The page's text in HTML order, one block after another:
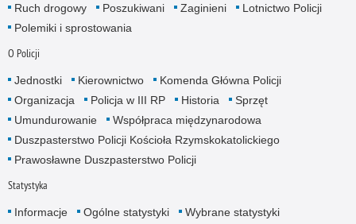
Ruch drogowy
Poszukiwani Zaginieni
Lotnictwo Policji
Polemiki i sprostowania
O Policji
Jednostki Kierownictwo
Komenda Główna Policji
Organizacja
Policja w III RP Historia
Sprzęt
Umundurowanie
Współpraca międzynarodowa
Duszpasterstwo Policji Kościoła Rzymskokatolickiego
Prawosławne Duszpasterstwo Policji
Statystyka
Informacje Ogólne statystyki
Wybrane statystyki